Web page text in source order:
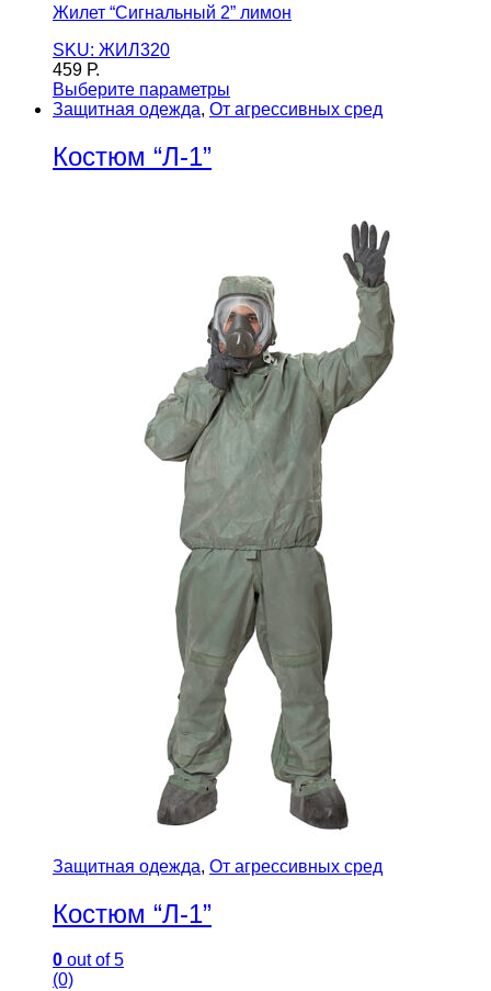
Жилет “Сигнальный 2” лимон
SKU: ЖИЛ320
459 Р.
Выберите параметры
Защитная одежда, От агрессивных сред
Костюм “Л-1”
Защитная одежда, От агрессивных сред
Костюм “Л-1”
0 out of 5
(0)